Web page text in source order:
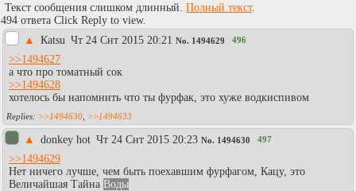
Текст сообщения слишком длинный. Полный текст.
494 ответа Click Reply to view.
▲
Каtsu Чт 24 Снт 2015 20:21 No. 1494629 496
>>1494627
а что про томатный сок
>>1494628
хотелось бы напомнить что ты фурфак, это хуже водкиспивом
>>1494630 >>1494633
▲ donkey hot Чт 24 Снт 2015 20:23 No. 1494630 497
>>1494629
Нет ничего лучше, чем быть поехавшим фурфагом, Кацу, это
Величайшая Тайна Воды